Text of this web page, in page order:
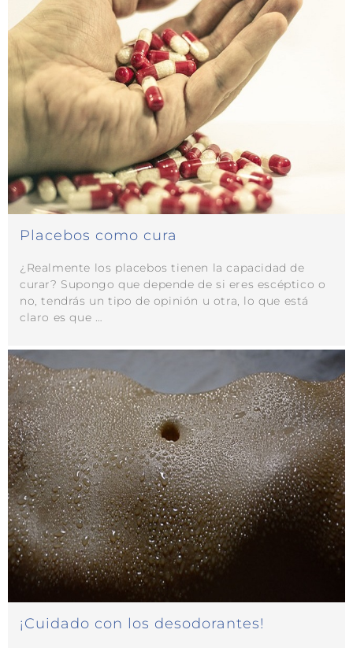
Placebos como cura
¿Realmente los placebos tienen la capacidad de
curar? Supongo que depende de si eres escéptico o
no, tendrás un tipo de opinión u otra, lo que está
claro es que …
¡Cuidado con los desodorantes!